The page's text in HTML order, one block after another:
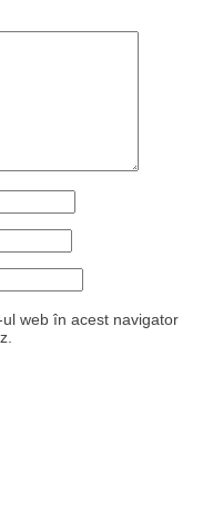
web în acest navigator